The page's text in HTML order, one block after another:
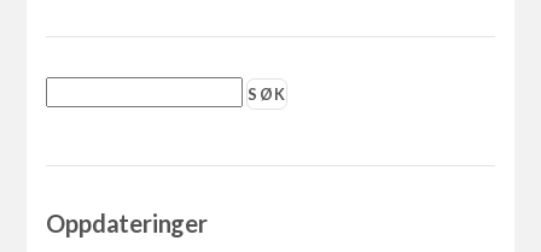
Oppdateringer